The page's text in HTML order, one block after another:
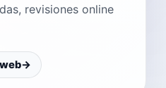
revisiones online
→